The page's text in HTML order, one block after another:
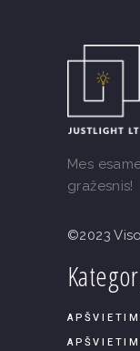
Mes
gražesnis!
©2023